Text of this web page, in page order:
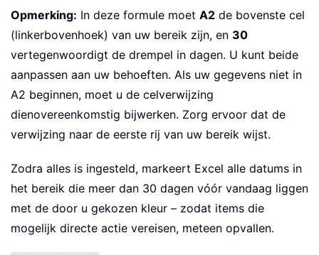
Opmerking: In deze formule moet A2 de bovenste cel
(linkerbovenhoek) van uw bereik zijn, en 30
vertegenwoordigt de drempel in dagen. U kunt beide
aanpassen aan uw behoeften. Als uw gegevens niet in
A2 beginnen, moet u de celverwijzing
dienovereenkomstig bijwerken. Zorg ervoor dat de
verwijzing naar de eerste rij van uw bereik wijst.
Zodra alles is ingesteld, markeert Excel alle datums in
het bereik die meer dan 30 dagen vóór vandaag liggen
met de door u gekozen kleur – zodat items die
mogelijk directe actie vereisen, meteen opvallen.